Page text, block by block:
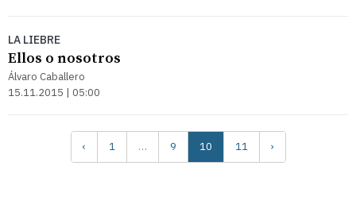
LA LIEBRE
Ellos o nosotros
Álvaro Caballero
15.11.2015 | 05:00
‹ 1 … 9 10 11 ›